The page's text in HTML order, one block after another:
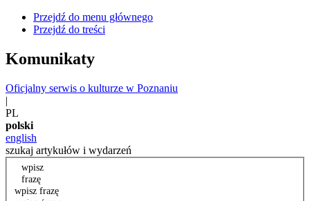
Przejdź do menu głównego
Przejdź do treści
Komunikaty
Oficjalny serwis o kulturze w Poznaniu
|
PL
polski
english
szukaj artykułów i wydarzeń
wpisz
frazę
wpisz frazę